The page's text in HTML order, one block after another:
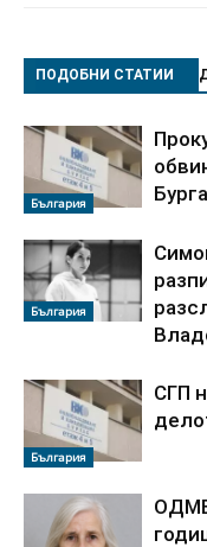
ПОДОБНИ СТАТИИ
България
България
България
СГП